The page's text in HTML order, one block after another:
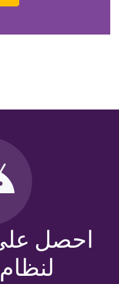
احصل